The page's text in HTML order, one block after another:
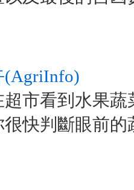
(AgriInfo)
市看到水果
很快判斷眼前